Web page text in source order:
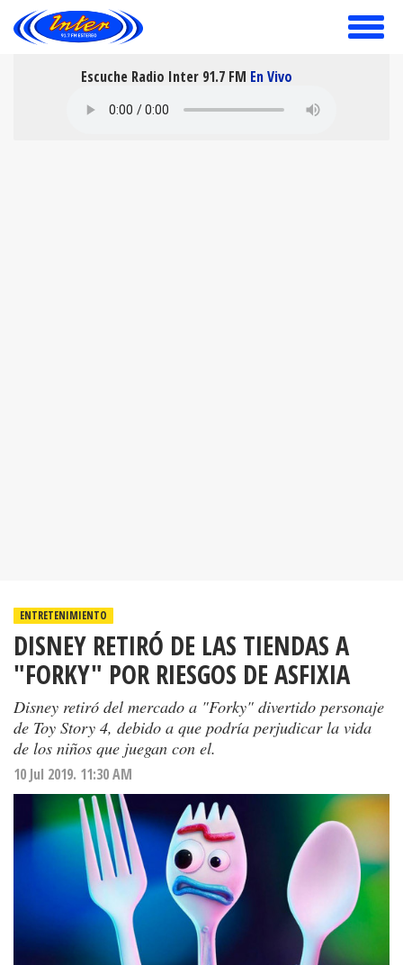
toggle
Escuche Radio Inter 91.7 FM En Vivo
ENTRETENIMIENTO
DISNEY RETIRÓ DE LAS TIENDAS A
"FORKY" POR RIESGOS DE ASFIXIA
Disney retiró del mercado a "Forky" divertido personaje
de Toy Story 4, debido a que podría perjudicar la vida
de los niños que juegan con el.
10 Jul 2019. 11:30 AM